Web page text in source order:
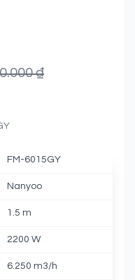
₫
FM-6015GY
Nanyoo
1.5 m
2200 W
6.250 m3/h